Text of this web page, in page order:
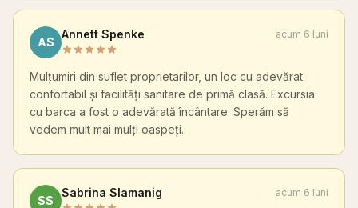
AS
Annett Spenke acum 6 luni
Mulțumiri din suflet proprietarilor, un loc cu adevărat
confortabil și facilități sanitare de primă clasă. Excursia
cu barca a fost o adevărată încântare. Sperăm să
vedem mult mai mulți oaspeți.
SS
Sabrina Slamanig acum 6 luni